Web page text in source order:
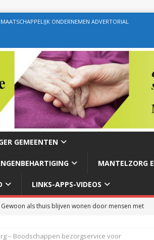
MAATSCHAPPELIJK ONDERNEMEN ADVERTORIAL
GEMEENTEN
MANTELZORG
LINKS-APPS-VIDEOS
als thuis blijven wonen door mensen met
– Boodschappen bezorgservice voor